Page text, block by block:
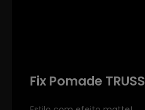
Fix Pomade TRUSS